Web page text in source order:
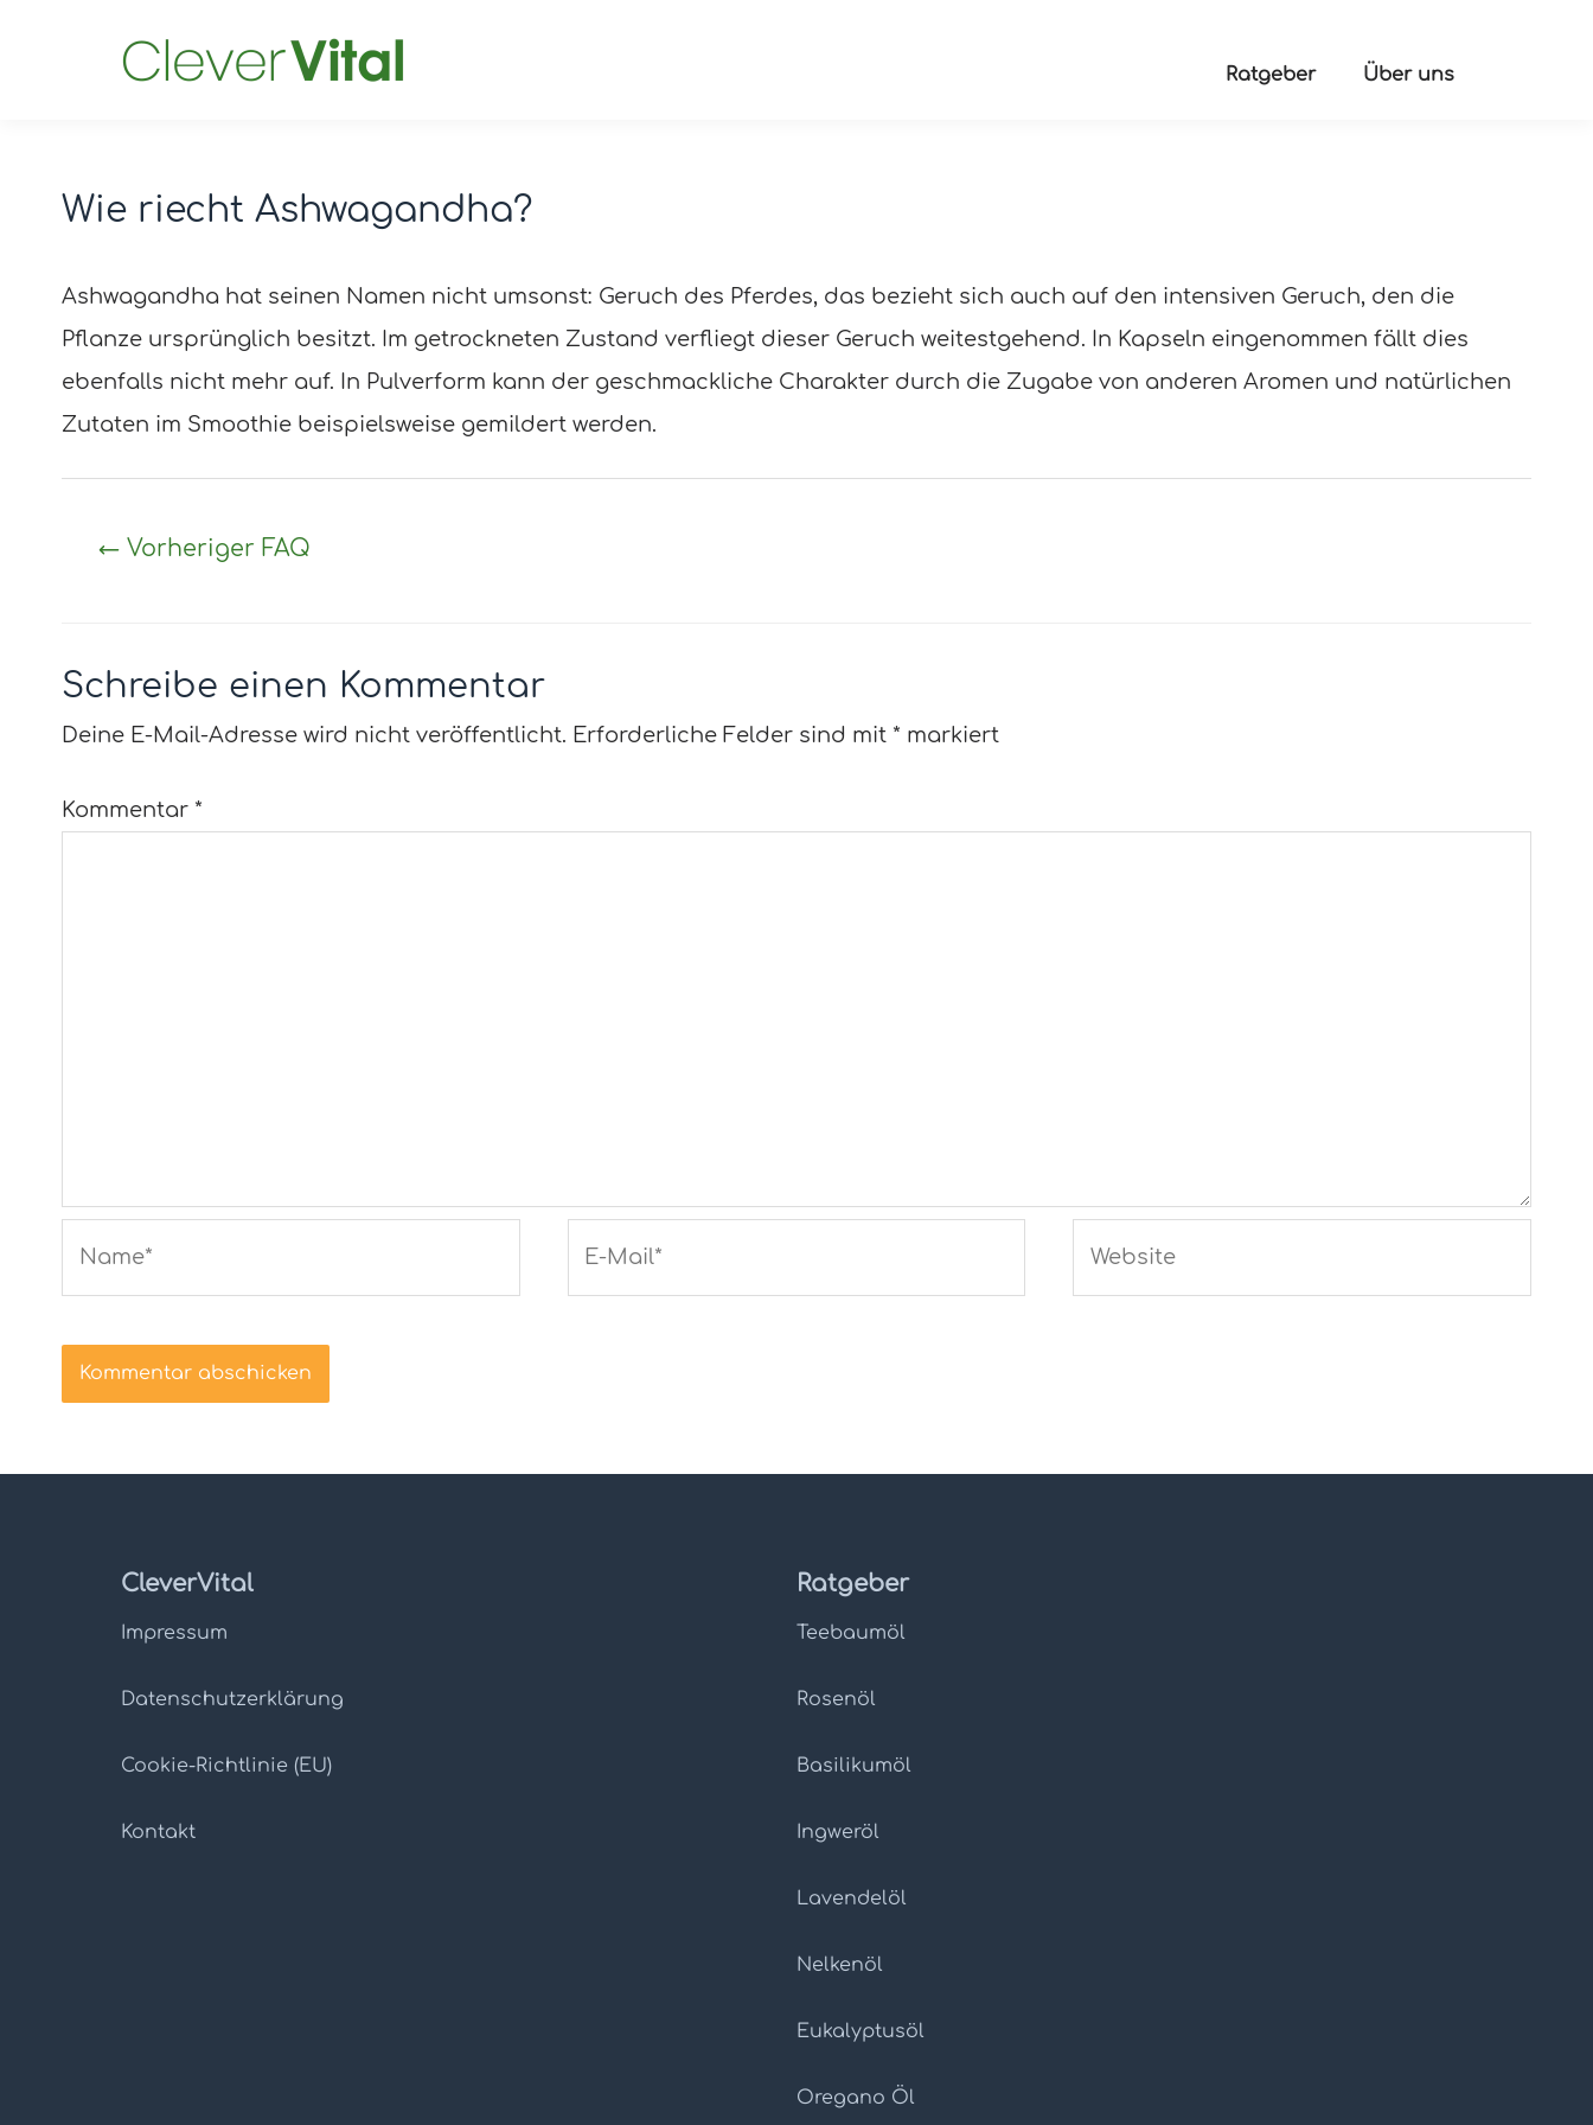
Ratgeber Über uns
Wie riecht Ashwagandha?
Ashwagandha hat seinen Namen nicht umsonst: Geruch des Pferdes, das bezieht sich auch auf den intensiven Geruch, den die
Pflanze ursprünglich besitzt. Im getrockneten Zustand verfliegt dieser Geruch weitestgehend. In Kapseln eingenommen fällt dies
ebenfalls nicht mehr auf. In Pulverform kann der geschmackliche Charakter durch die Zugabe von anderen Aromen und natürlichen
Zutaten im Smoothie beispielsweise gemildert werden.
Post
←Vorheriger FAQ
Schreibe einen Kommentar
Deine E-Mail-Adresse wird nicht veröffentlicht. Erforderliche Felder sind mit * markiert
Kommentar *
CleverVital
Impressum
Datenschutz­erklärung
Cookie-Richtlinie (EU)
Kontakt
Ratgeber
Teebaumöl
Rosenöl
Basilikumöl
Ingweröl
Lavendelöl
Nelkenöl
Eukalyptusöl
Oregano Öl